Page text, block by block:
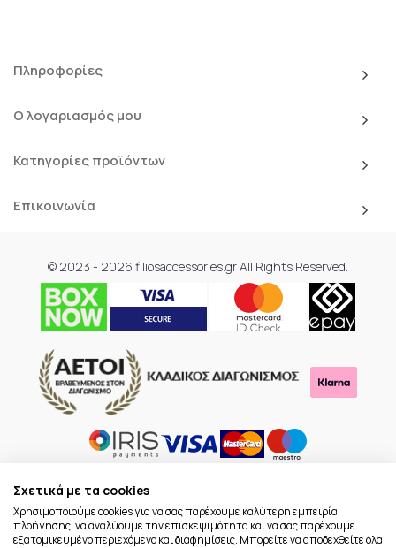
Πληροφορίες
Ο λογαριασμός μου
Κατηγορίες προϊόντων
Επικοινωνία
© 2023 - 2026 filiosaccessories.gr All Rights Reserved.
Σχετικά με τα cookies
Χρησιμοποιούμε cookies για να σας παρέχουμε καλύτερη εμπειρία
πλοήγησης, να αναλύουμε την επισκεψιμότητα και να σας παρέχουμε
εξατομικευμένο περιεχόμενο και διαφημίσεις. Μπορείτε να αποδεχθείτε όλα